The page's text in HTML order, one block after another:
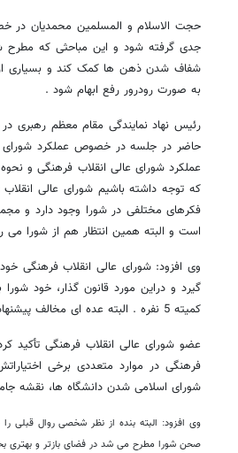
حجت الاسلام و المسلمین محمدیان
جدی گرفته شود و این مباحثی که مطرح
شفاف شدن ذهن ها کمک کند و بسیاری از
به صورت رودرور رفع ابهام شود .
رئیس نهاد نمایندگی مقام معظم رهبری
حاضر در جلسه در خصوص عملکرد شورای
عملکرد شورای عالی انقلاب فرهنگی و
که توجه داشته باشیم شورای عالی
فکرهای مختلفی در شورا وجود دارد و
است و البته همین انتظار هم از شورا می
وی افزود: شورای عالی انقلاب فرهنگی
گیرد و دراین مورد قانون گذار، خود
کمیته 5 نفره . البته عده ای مخالف پیشنهاد بودند اما مخالفت آنها با اختیار شورا برای چنین کاری نبود.
عضو شورای عالی انقلاب فرهنگی تأکید
فرهنگی در موارد متعددی برخی
شورای اسلامی شدن دانشگاه ها، نقشه
وی افزود: البته بنده از نظر شخصی روال قبلی
صحن شورا مطرح می شد در فضای بازتر و بهتری